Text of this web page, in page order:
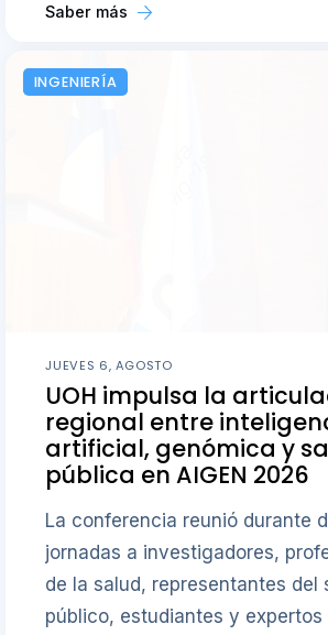
Saber más
INGENIERÍA
JUEVES 6, AGOSTO
UOH impulsa la
regional entre
artificial, genómica y
pública en AIGEN 2026
La conferencia reunió durante
jornadas a investigadores,
de la salud, representantes del
público, estudiantes y expertos